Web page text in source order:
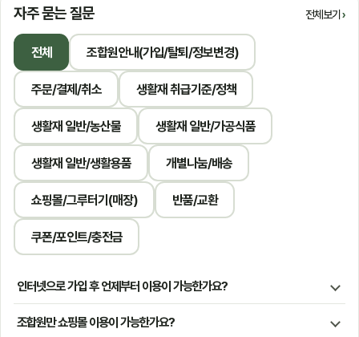
자주 묻는 질문 전체보기
전체 조합원안내(가입/탈퇴/정보변경)
주문/결제/취소 생활재 취급기준/정책
생활재 일반/농산물 생활재 일반/가공식품
생활재 일반/생활용품 개별나눔/배송
쇼핑몰/그루터기(매장) 반품/교환
쿠폰/포인트/충전금
인터넷으로 가입 후 언제부터 이용이 가능한가요?
조합원만 쇼핑몰 이용이 가능한가요?